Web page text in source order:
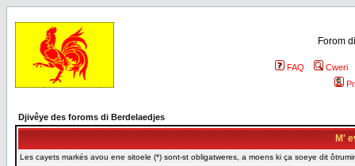
Forom
FAQ
Cweri
Djivêye des foroms di Berdelaedjes
M'
Les cayets markés avou ene sitoele (*) sont-st obligatweres, a moens ki ça soeye dit